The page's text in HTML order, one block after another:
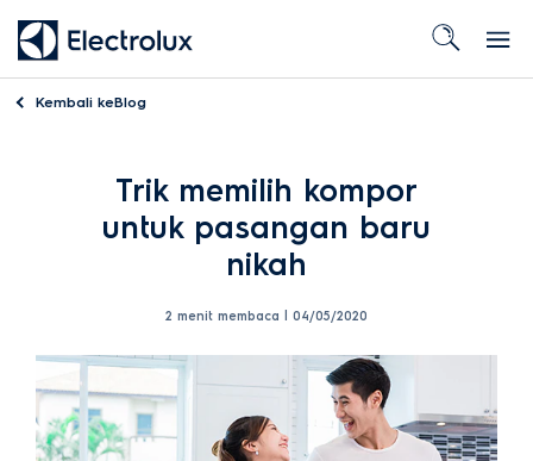
Kembali keBlog
Trik memilih kompor
untuk pasangan baru
nikah
2 menit membaca | 04/05/2020